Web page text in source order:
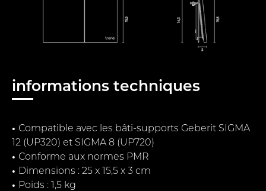
informations techniques
• Compatible avec les bâti-supports Geberit SIGMA
12 (UP320) et SIGMA 8 (UP720)
• Conforme aux normes PMR
• Dimensions : 25 x 15,5 x 3 cm
• Poids : 1,5 kg